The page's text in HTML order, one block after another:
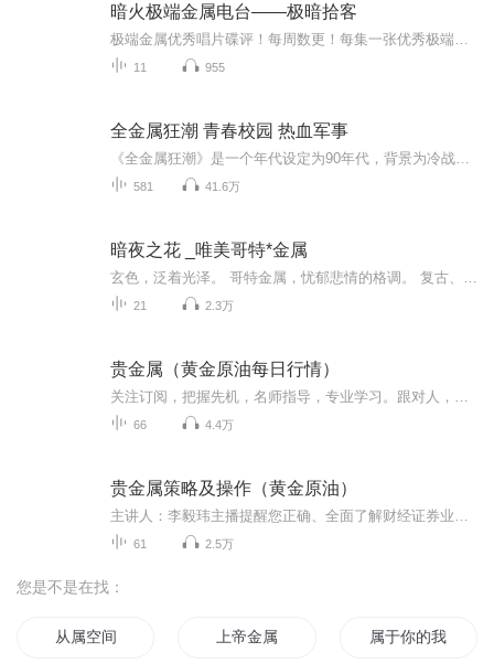
暗火极端金属电台——极暗拾客
11 955
全金属狂潮 青春校园 热血军事
581 41.6万
暗夜之花 _唯美哥特*金属
21 2.3万
贵金属（黄金原油每日行情）
66 4.4万
贵金属策略及操作（黄金原油）
61 2.5万
您是不是在找：
从属空间 上帝金属 属于你的我的大学